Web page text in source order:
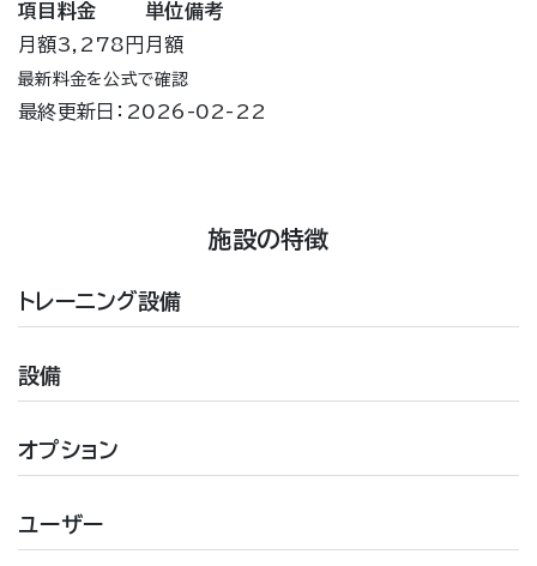
項目 料金 単位備考
月額3,278円 月額
最新料金を公式で確認
最終更新日：2026-02-22
施設の特徴
トレーニング設備
設備
オプション
ユーザー